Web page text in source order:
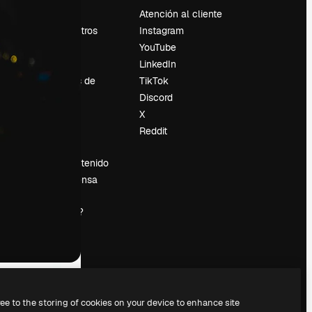
Sobre nosotros
Empleo
Tendencias de
Vender contenido
Sala de prensa
magnific.ai?
Atención al cliente
Instagram
YouTube
LinkedIn
TikTok
Discord
X
Reddit
to the storing of cookies on your device to enhance site